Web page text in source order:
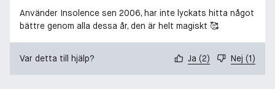
Använder Insolence sen 2006, har inte lyckats hitta något
bättre genom alla dessa år, den är helt magiskt 🥰
Var detta till hjälp? Ja (2) Nej (1)